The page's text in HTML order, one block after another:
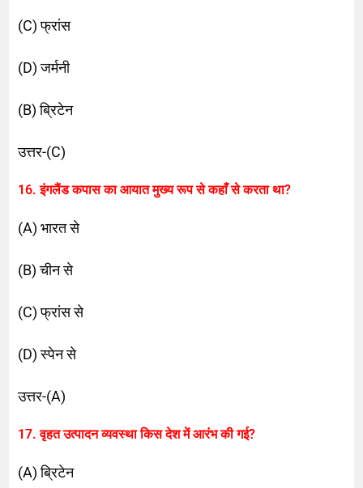
(C) फ्रांस
(D) जर्मनी
(B) ब्रिटेन
उत्तर-(C)
16. इंगलैंड कपास का आयात मुख्य रूप से कहाँ से करता था?
(A) भारत से
(B) चीन से
(C) फ्रांस से
(D) स्पेन से
उत्तर-(A)
17. वृहत उत्पादन व्यवस्था किस देश में आरंभ की गई?
(A) ब्रिटेन